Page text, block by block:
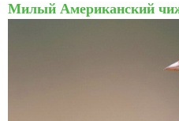
Милый Американский